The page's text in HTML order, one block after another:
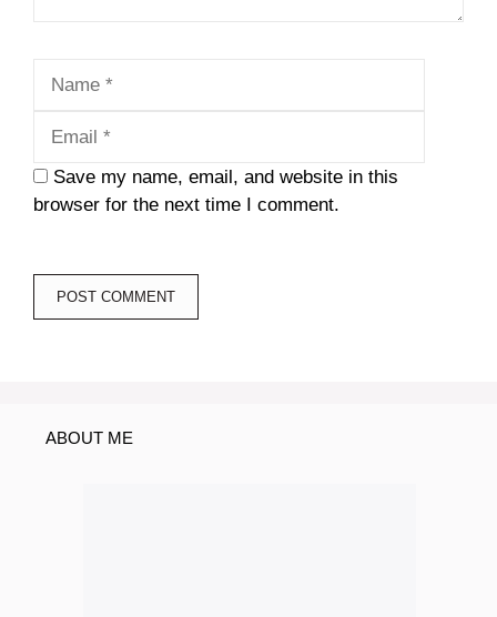
Save my name, email, and website in this
browser for the next time I comment.
ABOUT ME